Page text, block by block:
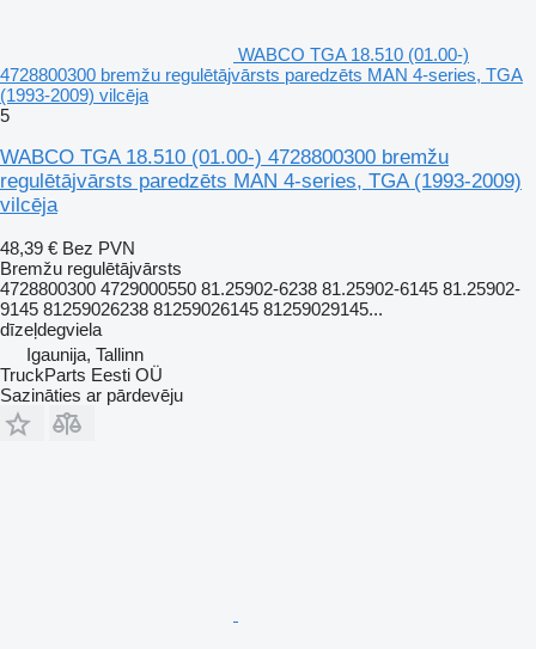
WABCO TGA 18.510 (01.00-)
4728800300 bremžu regulētājvārsts paredzēts MAN 4-series, TGA
(1993-2009) vilcēja
5
WABCO TGA 18.510 (01.00-) 4728800300 bremžu
regulētājvārsts paredzēts MAN 4-series, TGA (1993-2009)
vilcēja
48,39 € Bez PVN
Bremžu regulētājvārsts
4728800300 4729000550 81.25902-6238 81.25902-6145 81.25902-
9145 81259026238 81259026145 81259029145...
dīzeļdegviela
Igaunija, Tallinn
TruckParts Eesti OÜ
Sazināties ar pārdevēju